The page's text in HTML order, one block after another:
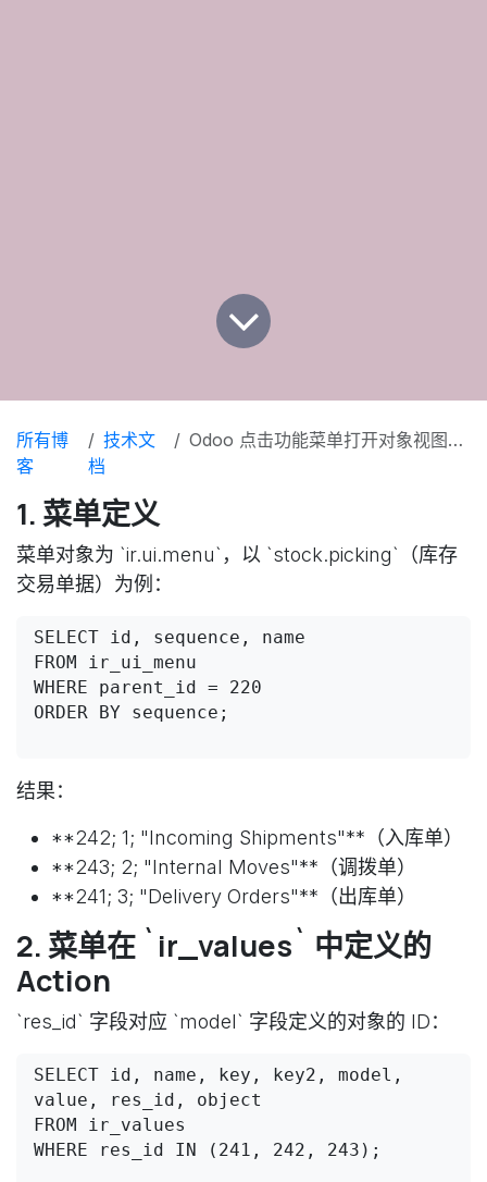
所有博
客
技术文
档
Odoo 点击功能菜单打开对象视图的流程
1. 菜单定义
菜单对象为 `ir.ui.menu`，以 `stock.picking`（库存
交易单据）为例：
SELECT id, sequence, name
FROM ir_ui_menu
WHERE parent_id = 220
ORDER BY sequence;
结果：
**242; 1; "Incoming Shipments"**（入库单）
**243; 2; "Internal Moves"**（调拨单）
**241; 3; "Delivery Orders"**（出库单）
2. 菜单在 `ir_values` 中定义的
Action
`res_id` 字段对应 `model` 字段定义的对象的 ID：
SELECT id, name, key, key2, model,
value, res_id, object
FROM ir_values
WHERE res_id IN (241, 242, 243);